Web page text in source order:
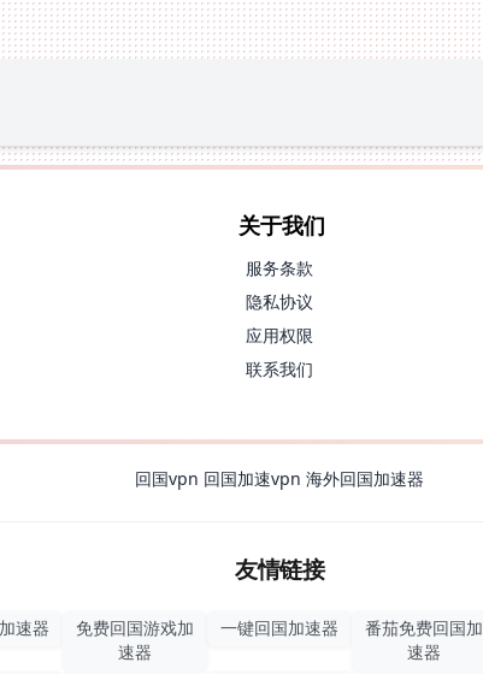
关于我们
服务条款
隐私协议
应用权限
联系我们
回国vpn 回国加速vpn 海外回国加速器
友情链接
速器
免费回国游戏加
速器
一键回国加速器
番茄免费回国加
速器